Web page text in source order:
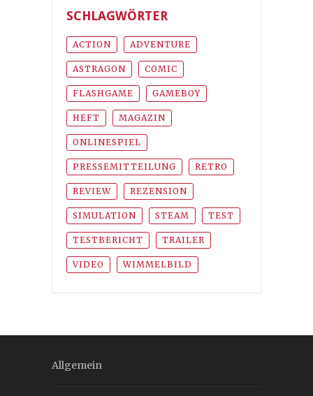
SCHLAGWÖRTER
ACTION ADVENTURE
ASTRAGON COMIC
FLASHGAME GAMEBOY
HEFT MAGAZIN
ONLINESPIEL
PRESSEMITTEILUNG RETRO
REVIEW REZENSION
SIMULATION STEAM TEST
TESTBERICHT TRAILER
VIDEO WIMMELBILD
Allgemein